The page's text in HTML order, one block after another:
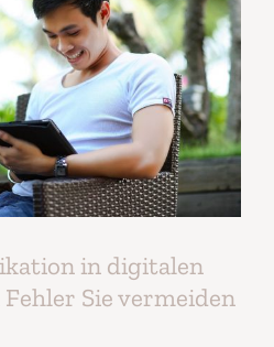
in digitalen
Sie vermeiden